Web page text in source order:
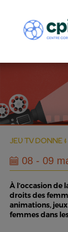
JEU TV DONNE
08 - 09
À l’occasion de
droits des
animations, jeux
femmes dans